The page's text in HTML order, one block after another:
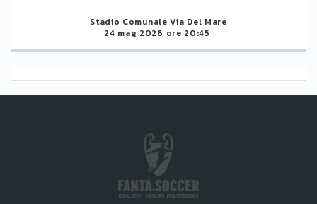
Stadio Comunale Via Del Mare
24 mag 2026 ore 20:45